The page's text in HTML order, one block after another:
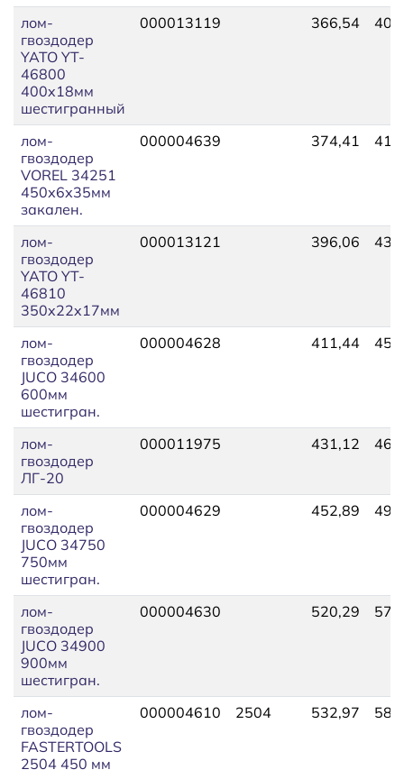
лом-
гвоздодер
YATO YT-
46800
400x18мм
шестигранный
000013119 366,54
лом-
гвоздодер
VOREL 34251
450х6х35мм
закален.
000004639 374,41
лом-
гвоздодер
YATO YT-
46810
350x22x17мм
000013121 396,06
лом-
гвоздодер
JUCO 34600
600мм
шестигран.
000004628 411,44
лом-
гвоздодер
ЛГ-20
000011975 431,12
лом-
гвоздодер
JUCO 34750
750мм
шестигран.
000004629 452,89
лом-
гвоздодер
JUCO 34900
900мм
шестигран.
000004630 520,29
лом-
гвоздодер
FASTERTOOLS
2504 450 мм
000004610 2504 532,97